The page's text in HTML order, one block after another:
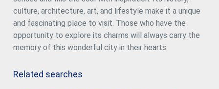
culture, architecture, art, and lifestyle make it a unique
and fascinating place to visit. Those who have the
opportunity to explore its charms will always carry the
memory of this wonderful city in their hearts.
Related searches